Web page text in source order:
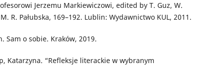
Jerzemu Markiewiczowi, edited by T. Guz, W.
R. Pałubska, 169–192. Lublin: Wydawnictwo KUL, 2011.
Sam o sobie. Kraków, 2019.
Katarzyna. “Refleksje literackie w wybranym